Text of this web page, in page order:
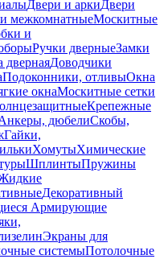
Двери и аркиДвери
межкомнатныеМоскитные
и
Ручки дверныеЗамки
двернаяДоводчики
Подоконники, отливыОкна
окнаМоскитные сетки
Крепежные
дюбелиСкобы,
Гайки,
ХомутыХимические
ШплинтыПружины
Декоративный
Армирующие
Экраны для
системыПотолочные